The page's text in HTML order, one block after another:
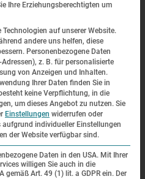
– 2021)
Ihre Erziehungsberechtigten um
auf unserer Website.
andere uns helfen, diese
Personenbezogene Daten
z. B. für personalisierte
von Anzeigen und Inhalten.
Ihrer Daten finden Sie in
keine Verpflichtung, in die
um dieses Angebot zu nutzen. Sie
Einstellungen widerrufen oder
aufgrund individueller Einstellungen
der Website verfügbar sind.
Daten in den USA. Mit Ihrer
willigen Sie auch in die
gemäß Art. 49 (1) lit. a GDPR ein. Der